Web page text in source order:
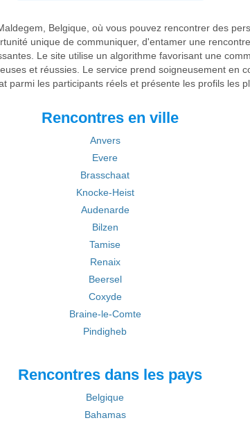
Belgique, où vous pouvez rencontrer des
unique de communiquer, d'entamer une
Le site utilise un algorithme favorisant une
et réussies. Le service prend soigneusement en
parmi les participants réels et présente les profils les
Rencontres en ville
Anvers
Evere
Brasschaat
Knocke-Heist
Audenarde
Bilzen
Tamise
Renaix
Beersel
Coxyde
Braine-le-Comte
Pindigheb
Rencontres dans les pays
Belgique
Bahamas